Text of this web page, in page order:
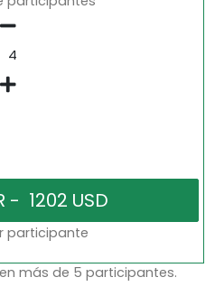
participante
más de 5 participantes.